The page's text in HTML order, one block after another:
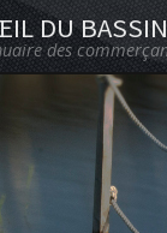
DU BASSIN
des